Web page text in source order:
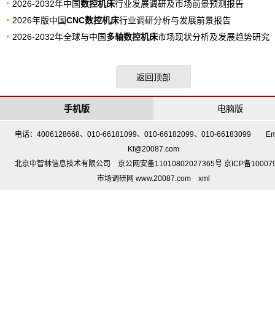
2026-2032年中国数控机床行业发展调研及市场前景预测报告
2026年版中国CNC数控机床行业调研分析与发展前景报告
2026-2032年全球与中国多轴数控机床市场现状分析及发展趋势研究
返回顶部
电脑版
手机版
电话：4006128668、010-66181099、010-66182099、010-66183099
Kf@20087.com
北京中智林信息技术有限公司 京公网安备11010802027365号 京ICP备
市场调研网 www.20087.com
xml